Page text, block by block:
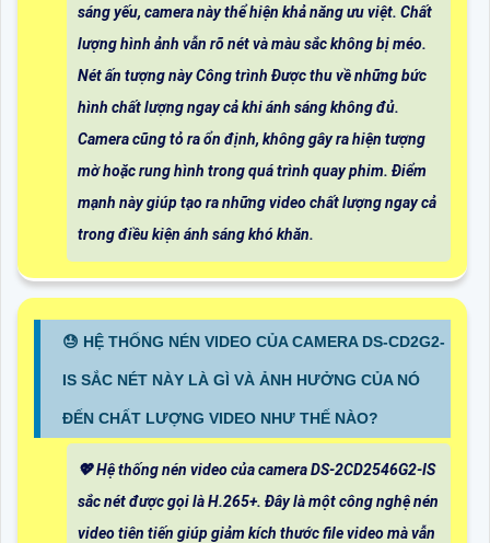
sáng yếu, camera này thể hiện khả năng ưu việt. Chất
lượng hình ảnh vẫn rõ nét và màu sắc không bị méo.
Nét ấn tượng này Công trình Được thu về những bức
hình chất lượng ngay cả khi ánh sáng không đủ.
Camera cũng tỏ ra ổn định, không gây ra hiện tượng
mờ hoặc rung hình trong quá trình quay phim. Điểm
mạnh này giúp tạo ra những video chất lượng ngay cả
trong điều kiện ánh sáng khó khăn.
😓 HỆ THỐNG NÉN VIDEO CỦA CAMERA DS-CD2G2-
IS SẮC NÉT NÀY LÀ GÌ VÀ ẢNH HƯỞNG CỦA NÓ
ĐẾN CHẤT LƯỢNG VIDEO NHƯ THẾ NÀO?
💖 Hệ thống nén video của camera DS-2CD2546G2-IS
sắc nét được gọi là H.265+. Đây là một công nghệ nén
video tiên tiến giúp giảm kích thước file video mà vẫn